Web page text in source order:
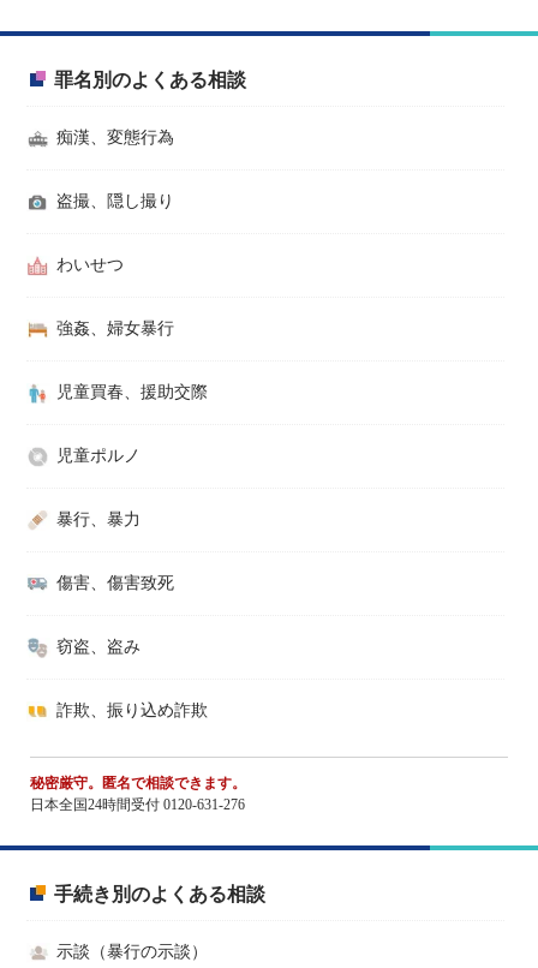
罪名別のよくある相談
痴漢、変態行為
盗撮、隠し撮り
わいせつ
強姦、婦女暴行
児童買春、援助交際
児童ポルノ
暴行、暴力
傷害、傷害致死
窃盗、盗み
詐欺、振り込め詐欺
秘密厳守。匿名で相談できます。
日本全国24時間受付 0120-631-276
手続き別のよくある相談
示談（暴行の示談）